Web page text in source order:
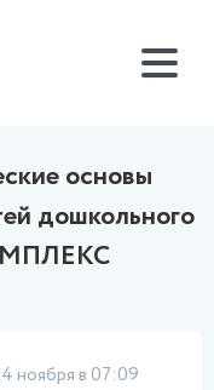
основы
дошкольного
ноября в 07:09